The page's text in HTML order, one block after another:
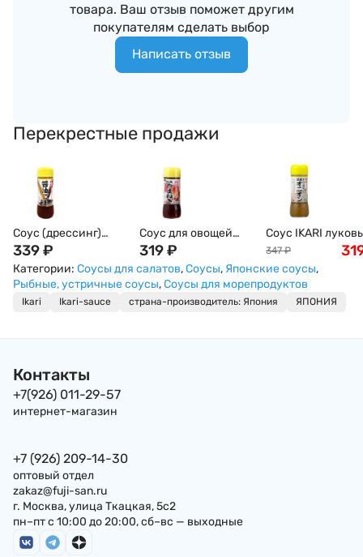
товара. Ваш отзыв поможет другим
покупателям сделать выбор
Написать отзыв
Перекрестные продажи
Соус (дрессинг)
IKARI соево-
кунжутный к
овощам , Япония,
200мл
339₽
Соус для овощей
Икари с луком по-
японски на соевой
основе (дрессинг)
IKARI , 200мл,
Япония
319₽
Соус IKARI луковый
(дрессинг) для
салатов в
европейском
200мл Япония
347 ₽
Категории: Соусы для салатов,Соусы, Японские соусы,
Рыбные, устричные соусы,Соусы для морепродуктов
Ikari Ikari-sauce страна-производитель: Япония ЯПОНИЯ
Контакты
+7(926) 011-29-57
интернет-магазин
+7 (926) 209-14-30
оптовый отдел
zakaz@fuji-san.ru
г. Москва, улица Ткацкая, 5с2
пн–пт с 10:00 до 20:00, сб–вс — выходные